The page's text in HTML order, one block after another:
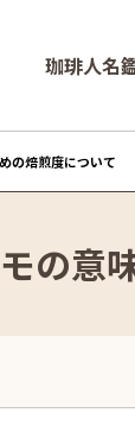
珈琲人名
の焙煎度について
の意